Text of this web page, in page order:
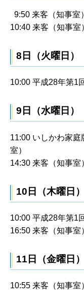
9:50 来客（知事室）
10:40 来客（知事室
8日（火曜日）
10:00 平成28年第1
9日（水曜日）
11:00 いしかわ家
室）
14:30 来客（知事室
10日（木曜日）
10:00 平成28年第1
16:50 来客（知事室
11日（金曜日）
10:55 来客（知事室